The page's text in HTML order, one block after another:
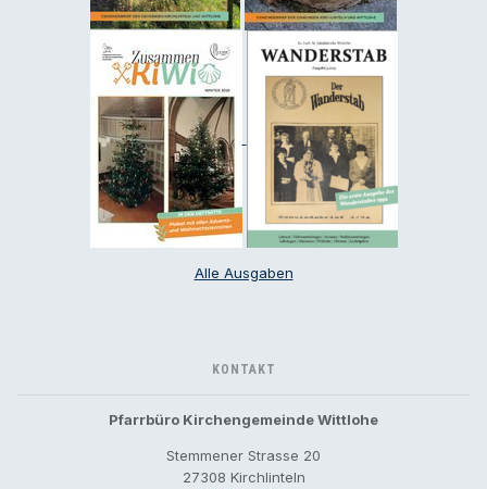
Alle Ausgaben
KONTAKT
Pfarrbüro Kirchengemeinde Wittlohe
Stemmener Strasse 20
27308 Kirchlinteln